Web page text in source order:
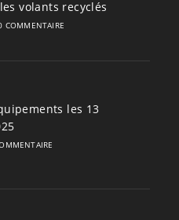
volants recyclés
COMMENTAIRE
les 13